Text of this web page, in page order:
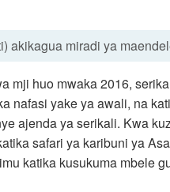
akikagua miradi ya
mji huo mwaka 2016,
nafasi yake ya awali, na
ajenda ya serikali. Kwa
safari ya karibuni ya
katika kusukuma mbele